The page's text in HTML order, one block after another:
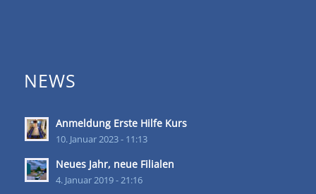
NEWS
Anmeldung Erste Hilfe Kurs
10. Januar 2023 - 11:13
Neues Jahr, neue Filialen
4. Januar 2019 - 21:16